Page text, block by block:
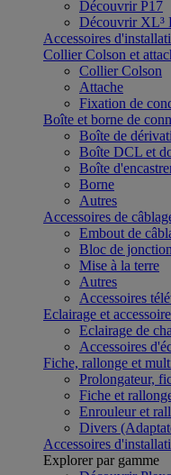
Découvrir P17
Découvrir XL³
Accessoires
Collier Colson et
Collier Colson
Attache
Fixation de
Boîte et borne de
Boîte de
Boîte DCL et
Boîte
Borne
Autres
Accessoires de
Embout de
Bloc de jonction
Mise à la terre
Autres
Accessoires
Eclairage et
Eclairage de
Accessoires
Fiche, rallonge et
Prolongateur,
Fiche et
Enrouleur et
Divers
Accessoires
Explorer par gamme